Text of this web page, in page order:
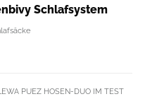
Schlafsystem
PUEZ HOSEN-DUO IM TEST